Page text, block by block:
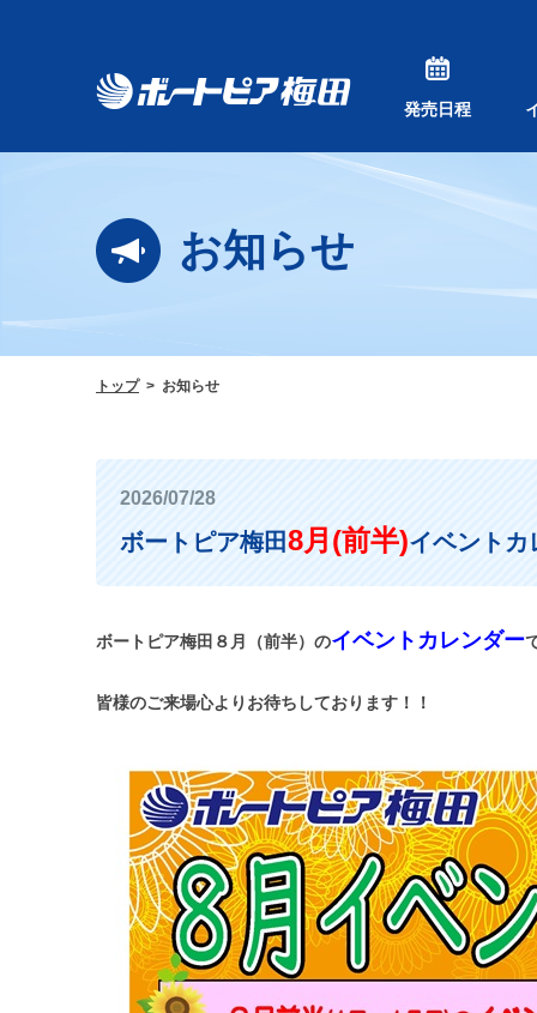
発売日程
お知らせ
トップ お知らせ
2026/07/28
ボートピア梅田8月(前半)イベントカ
ボートピア梅田８月（前半）のイベントカレンダー
皆様のご来場心よりお待ちしております！！